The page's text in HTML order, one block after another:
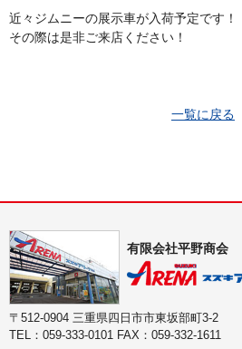
近々ジムニーの展示車が入荷予定です！
その際は是非ご来店ください！
一覧に戻る
有限会社平野商会
〒512-0904 三重県四日市市東坂部町3-2
TEL：059-333-0101 FAX：059-332-1611